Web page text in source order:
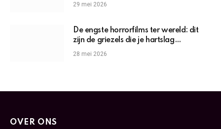
29 mei 2026
De engste horrorfilms ter wereld: dit
zijn de griezels die je hartslag
omhoogjagen
28 mei 2026
OVER ONS